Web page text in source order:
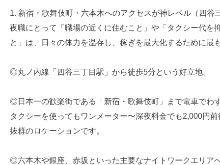
1. 新宿・歌舞伎町・六本木へのアクセスが神レベル（四谷
夜職にとって「職場の近くに住むこと」や「タクシー代を
と」は、日々の体力を温存し、稼ぎを最大化するために最
◎丸ノ内線「四谷三丁目駅」から徒歩5分という好立地。
◎日本一の歓楽街である「新宿・歌舞伎町」まで電車でわ
タクシーを使ってもワンメーター〜深夜料金でも2,000円
抜群のロケーションです。
◎六本木や銀座、赤坂といった主要なナイトワークエリア